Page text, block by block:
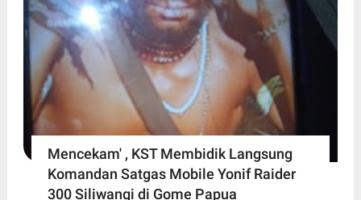
Mencekam' , KST Membidik Langsung
Komandan Satgas Mobile Yonif Raider
300 Siliwangi di Gome Papua